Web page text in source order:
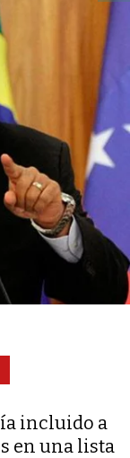
incluido a
en una lista